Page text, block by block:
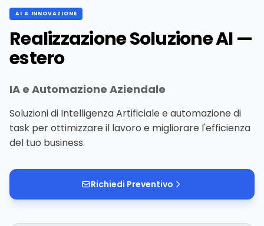
AI & INNOVAZIONE
Realizzazione Soluzione AI —
estero
IA e Automazione Aziendale
Soluzioni di Intelligenza Artificiale e automazione di
task per ottimizzare il lavoro e migliorare l'efficienza
del tuo business.
Richiedi Preventivo